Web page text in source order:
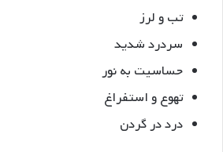
تب و لرز
سردرد شدید
حساسیت به نور
تهوع و استفراغ
درد در گردن